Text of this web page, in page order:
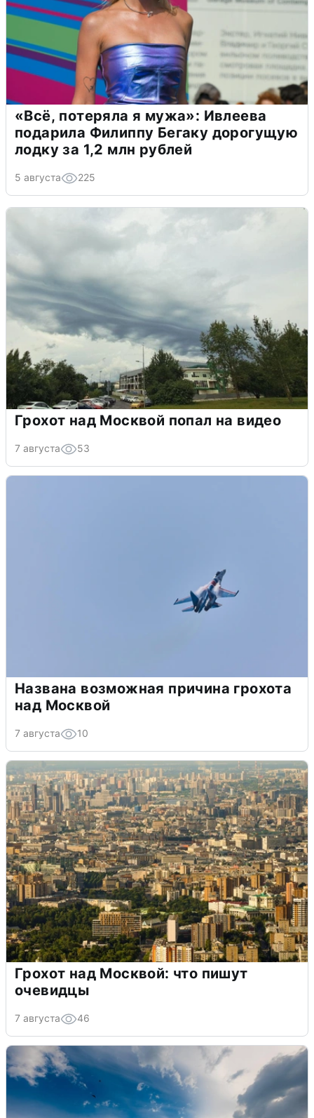
«Всё, потеряла я мужа»: Ивлеева
подарила Филиппу Бегаку дорогущую
лодку за 1,2 млн рублей
5 августа 225
Грохот над Москвой попал на видео
7 августа 53
Названа возможная причина грохота
над Москвой
7 августа 10
Грохот над Москвой: что пишут
очевидцы
7 августа 46